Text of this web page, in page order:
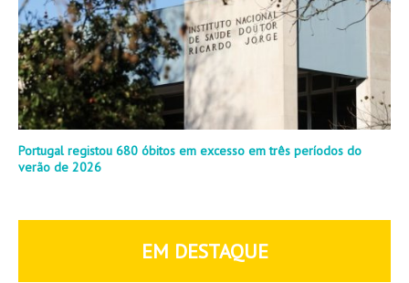
Portugal registou 680 óbitos em excesso em três períodos do
verão de 2026
EM DESTAQUE